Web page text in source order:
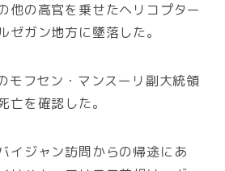
他の高官を乗せたヘリコプター
ゼガン地方に墜落した。
モフセン・マンスーリ副大統領
亡を確認した。
イジャン訪問からの帰途にあ